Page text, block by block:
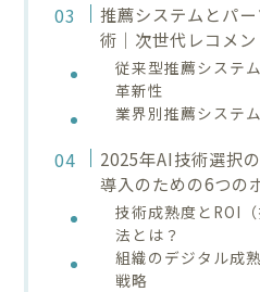
推薦システムとパ
術｜次世代レコメ
従来型推薦システ
革新性
業界別推薦システ
2025年AI技術選択
導入のための6つの
技術成熟度とROI
法とは？
組織のデジタル成
戦略